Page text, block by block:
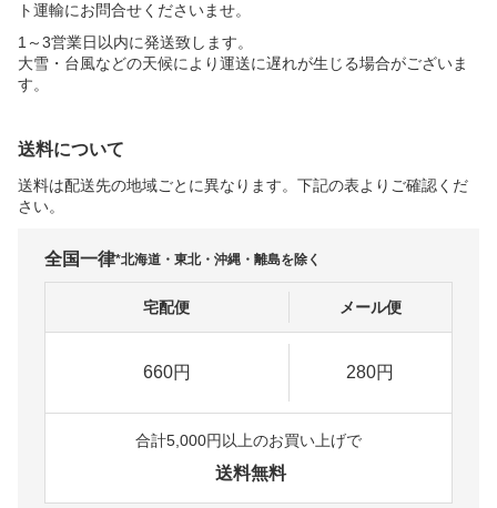
ト運輸にお問合せくださいませ。
1～3営業日以内に発送致します。
大雪・台風などの天候により運送に遅れが生じる場合がございま
す。
送料について
送料は配送先の地域ごとに異なります。下記の表よりご確認くだ
さい。
全国一律*北海道・東北・沖縄・離島を除く
宅配便 メール便
660円 280円
合計5,000円以上のお買い上げで
送料無料